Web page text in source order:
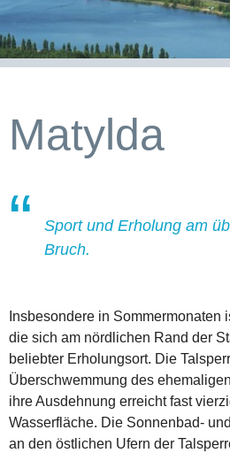
Matylda
Sport und Erholung am
Bruch.
Insbesondere in Sommermonaten
die sich am nördlichen Rand der
beliebter Erholungsort. Die
Überschwemmung des
ihre Ausdehnung erreicht fast
Wasserfläche. Die Sonnenbad-
an den östlichen Ufern der